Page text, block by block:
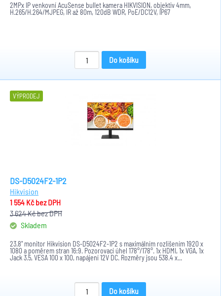
2MPx IP venkovní AcuSense bullet kamera HIKVISION, objektiv 4mm,
H.265/H.264/MJPEG, IR až 80m, 120dB WDR, PoE/DC12V, IP67
Do košíku
VÝPRODEJ
DS-D5024F2-1P2
Hikvision
1 554 Kčbez DPH
3 624 Kčbez DPH
Skladem
23.8" monitor Hikvision DS-D5024F2-1P2 s maximálním rozlišením 1920 x
1080 a poměrem stran 16:9. Pozorovací úhel 178°/178°. 1x HDMI, 1x VGA, 1x
Jack 3.5, VESA 100 x 100, napájení 12V DC. Rozměry jsou 538.4 x...
Do košíku